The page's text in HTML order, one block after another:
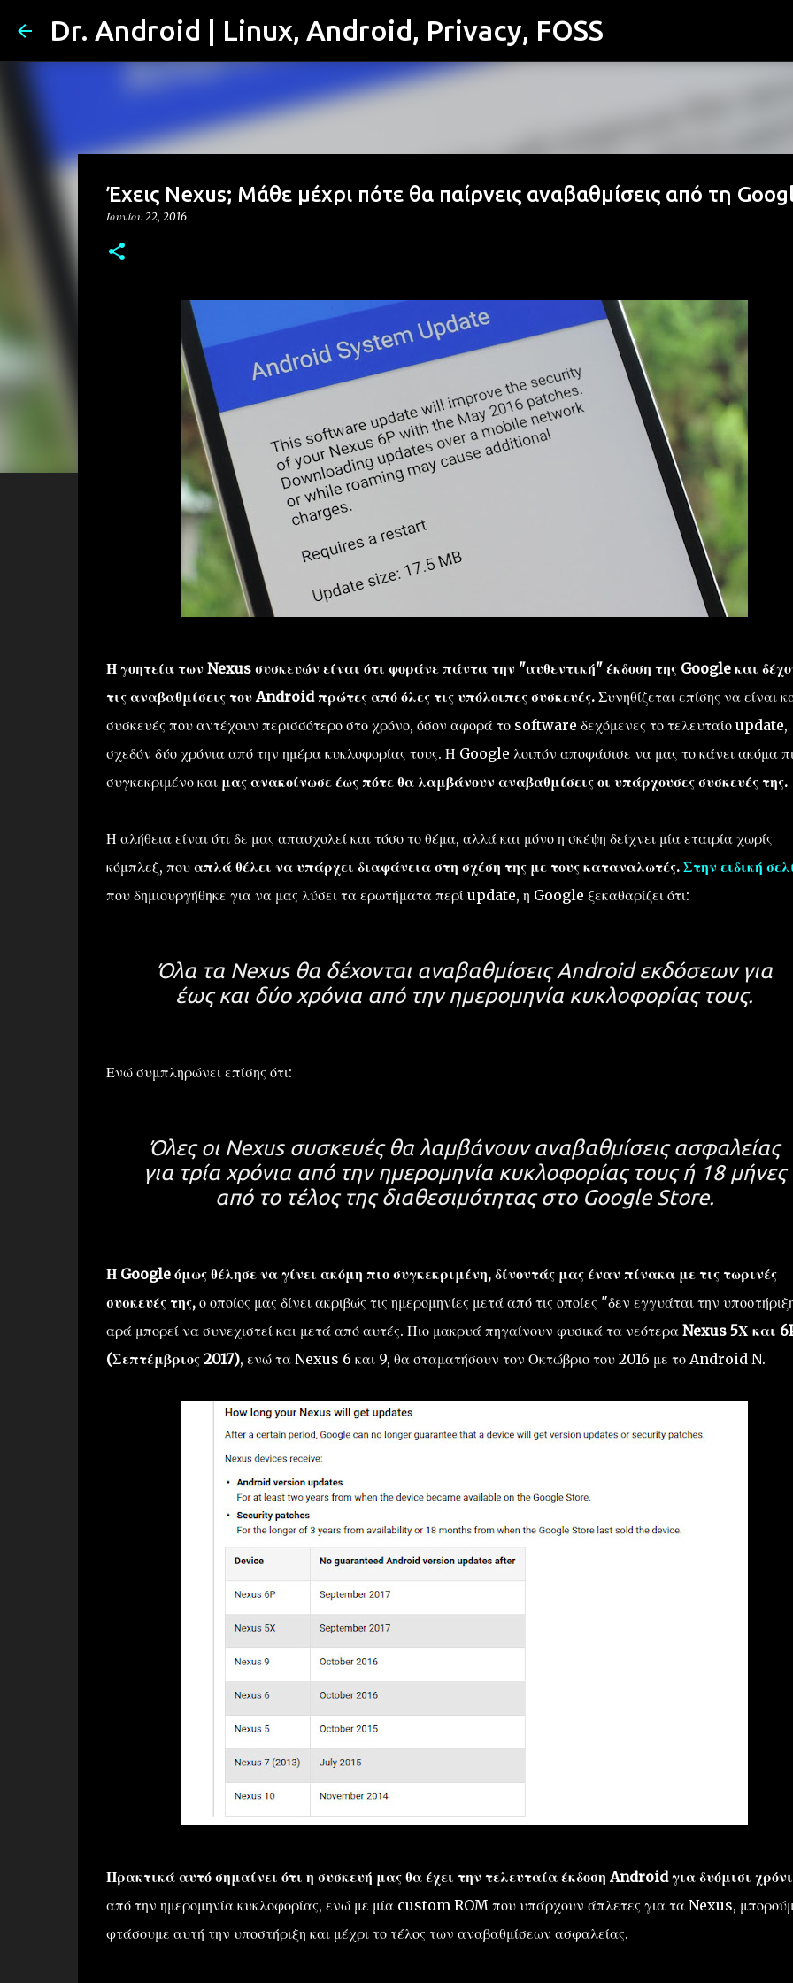
Μετάβαση στο κύριο περιεχόμενο
Dr. Android | Linux, Android, Privacy, FOSS
Έχεις Nexus; Μάθε μέχρι πότε θα παίρνεις αναβαθμίσεις από τη
Ιουνίου 22, 2016
Η γοητεία των Nexus συσκευών είναι ότι φοράνε πάντα την "αυθεντική" έκδοση της Google και
τις αναβαθμίσεις του Android πρώτες από όλες τις υπόλοιπες συσκευές.Συνηθίζεται επίσης να είναι
συσκευές που αντέχουν περισσότερο στο χρόνο, όσον αφορά το software δεχόμενες το τελευταίο update,
σχεδόν δύο χρόνια από την ημέρα κυκλοφορίας τους. Η Google λοιπόν αποφάσισε να μας το κάνει ακόμα
συγκεκριμένο και μας ανακοίνωσε έως πότε θα λαμβάνουν αναβαθμίσεις οι υπάρχουσες συσκευές της.
Η αλήθεια είναι ότι δε μας απασχολεί και τόσο το θέμα, αλλά και μόνο η σκέψη δείχνει μία εταιρία χωρίς
κόμπλεξ, πουαπλά θέλει να υπάρχει διαφάνεια στη σχέση της με τους καταναλωτές. Στην ειδική
που δημιουργήθηκε για να μας λύσει τα ερωτήματα περί update, η Google ξεκαθαρίζει ότι:
Όλα τα Nexus θα δέχονται αναβαθμίσεις Android εκδόσεων για
έως και δύο χρόνια από την ημερομηνία κυκλοφορίας τους.
Ενώ συμπληρώνει επίσης ότι:
Όλες οι Nexus συσκευές θα λαμβάνουν αναβαθμίσεις ασφαλείας
για τρία χρόνια από την ημερομηνία κυκλοφορίας τους ή 18 μήνες
από το τέλος της διαθεσιμότητας στο Google Store.
Η Google όμως θέλησε να γίνει ακόμη πιο συγκεκριμένη, δίνοντάς μας έναν πίνακα με τις τωρινές
συσκευές της,ο οποίος μας δίνει ακριβώς τις ημερομηνίες μετά από τις οποίες "δεν εγγυάται την
αρά μπορεί να συνεχιστεί και μετά από αυτές. Πιο μακρυά πηγαίνουν φυσικά τα νεότερα Nexus 5Χ και
(Σεπτέμβριος 2017), ενώ τα Nexus 6 και 9, θα σταματήσουν τον Οκτώβριο του 2016 με το Android N.
Πρακτικά αυτό σημαίνει ότι η συσκευή μας θα έχει την τελευταία έκδοση Android για δυόμισι
από την ημερομηνία κυκλοφορίας, ενώ με μία custom ROM που υπάρχουν άπλετες για τα Nexus,
φτάσουμε αυτή την υποστήριξη και μέχρι το τέλος των αναβαθμίσεων ασφαλείας.